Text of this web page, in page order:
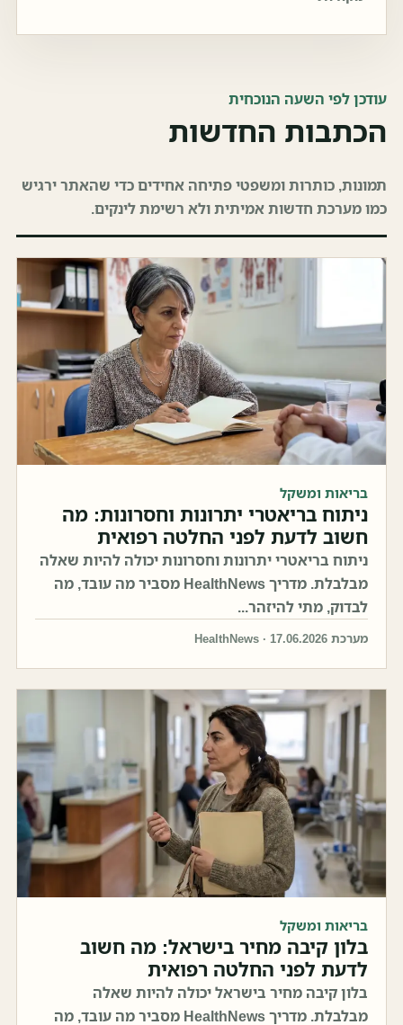
עודכן לפי השעה הנוכחית
הכתבות החדשות
תמונות, כותרות ומשפטי פתיחה אחידים כדי שהאתר ירגיש
כמו מערכת חדשות אמיתית ולא רשימת לינקים.
בריאות ומשקל
ניתוח בריאטרי יתרונות וחסרונות: מה
חשוב לדעת לפני החלטה רפואית
ניתוח בריאטרי יתרונות וחסרונות יכולה להיות שאלה
מבלבלת. מדריך HealthNews מסביר מה עובד, מה
לבדוק, מתי להיזהר...
מערכת HealthNews · 17.06.2026
בריאות ומשקל
בלון קיבה מחיר בישראל: מה חשוב
לדעת לפני החלטה רפואית
בלון קיבה מחיר בישראל יכולה להיות שאלה
מבלבלת. מדריך HealthNews מסביר מה עובד, מה